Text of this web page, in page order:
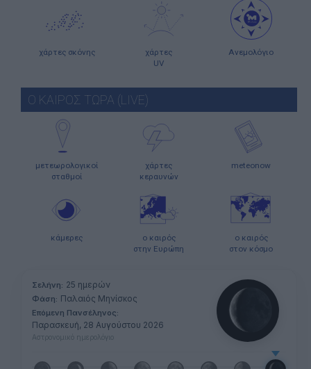
χάρτες σκόνης
χάρτες
UV
Ανεμολόγιο
Ο ΚΑΙΡΟΣ ΤΩΡΑ (LIVE)
μετεωρολογικοί
σταθμοί
χάρτες
κεραυνών
meteonow
κάμερες
ο καιρός
στην Ευρώπη
ο καιρός
στον κόσμο
Σελήνη: 25 ημερών
Φάση: Παλαιός Μηνίσκος
Επόμενη Πανσέληνος:
Παρασκευή, 28 Αυγούστου 2026
Αστρονομικό ημερολόγιο